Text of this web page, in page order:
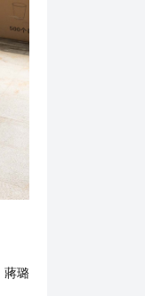
蔣璐